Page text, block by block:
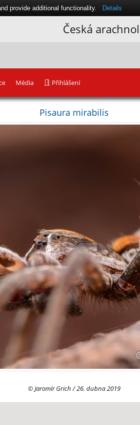
Česká
Média Přihlášení
Pisaura mirabilis
© Jaromír Grich / 26. dubna 2019
provide additional functionality. Details